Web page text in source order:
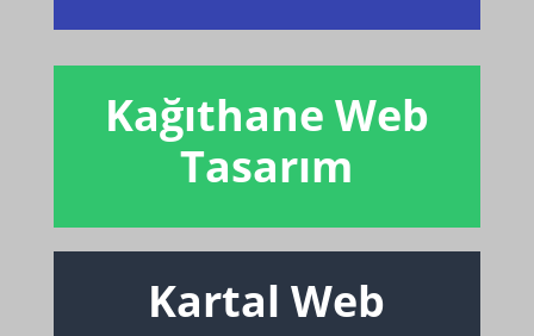
Kağıthane Web
Tasarım
Kartal Web